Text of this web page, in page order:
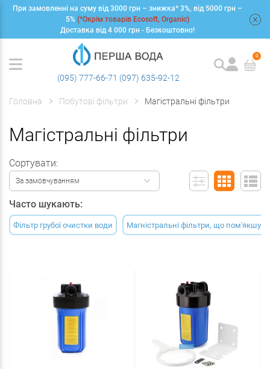
При замовленні на суму від 3000 грн – знижка* 3%, від 5000 грн –
5% (*Окрім товарів Ecosoft, Organic)
Доставка від 4 000 грн - Безкоштовно!
(095) 777-66-71 (097) 635-92-12
0
Головна Побутові фільтри Магістральні фільтри
Магістральні фільтри
Сортувати:
За замовчуванням
Часто шукають:
Фільтр грубої очистки води Магністральні фільтри, що